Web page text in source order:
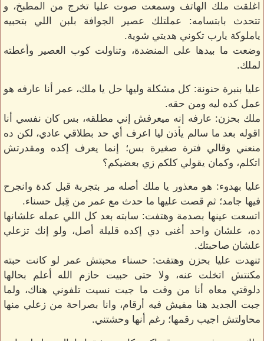
اغلقت ملك الهاتف وسمعت صوت عليا تخرج من المطبخ، و
تتحدث بابتسامه: عملتلك عصير الجوافة بلبن اللي بتحبيه
ياملوكة يارب تكوني هديتي شوية.
وضعت ما بيدها على المنضدة، وتناولت كوب العصير وأعطته
لملك.
عليا بنبرة حنونة: كل مشكلة وليها حل يا ملك، عمر أنا عارفه هو
عمل كده ليه ومن حقه.
ملك بحزن: عارفه إنه ميعرفش إني مطلقه، بس كان نفسي أنا
اقوله بعد ما سالم يأذن ليا اعرف أي حد بطلاقي عادي، لكن ده
منعني وقالي فترة صغيرة بس؛ إنما يعرف إكده ومقدرتش
اتكلم، وكمان يقولي كلكم زي بعضيكم؟
عليا بهدوء: هو معذور يا ملك أصله مر بتجربة قبل كدة وانجرح
فيها جامد؛ ثم قصت عليها ما حدث مع عمر من قِبل حسناء.
اتسعت عينها بصدمة وهتفت: سابته بعد كل اللي عمله علشانها
ده، علشان واحد أغنى دي إكده قليلة أصل، ولو إنك تزعلي
علشان صاحبتك.
تنهدت عليا بحزن وهتفت: حسناء محبتش عمر لو كانت حبته
مكنتش اتخلت عنه، ولا حتى حبيت حازم الله أعلم بحالها
دلوقتي معاه أنا من وقت ما جيت نسيت تلفوني هناك، ولما
جبت الجديد هنا مفيش فيه أرقام، وانا بصراحة من زعلي منها
محاولتش اجيب رقمها؛ رغم أنها وحشتني.